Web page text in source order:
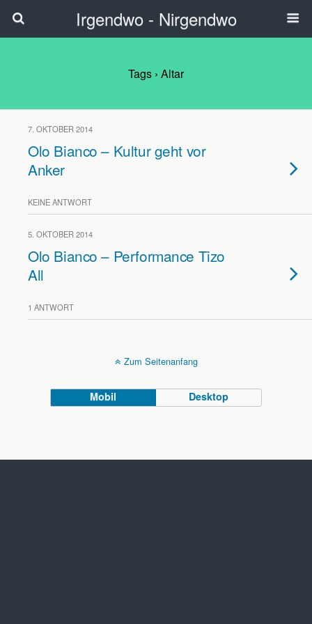
Irgendwo - Nirgendwo
Tags › Altar
7. OKTOBER 2014
Olo Bianco – Kultur geht vor
Anker
KEINE ANTWORT
5. OKTOBER 2014
Olo Bianco – Performance Tizo
All
1 ANTWORT
Zum Seitenanfang
Mobil Desktop